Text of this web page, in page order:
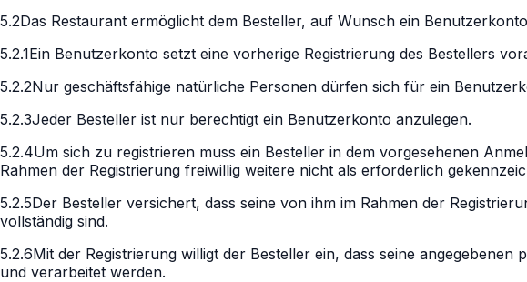
5.2Das Restaurant ermöglicht dem Besteller, auf Wunsch ein
5.2.1Ein Benutzerkonto setzt eine vorherige Registrierung des Bestellers
5.2.2Nur geschäftsfähige natürliche Personen dürfen sich für ein
5.2.3Jeder Besteller ist nur berechtigt ein Benutzerkonto anzulegen.
5.2.4Um sich zu registrieren muss ein Besteller in dem vorgesehenen
Rahmen der Registrierung freiwillig weitere nicht als erforderlich
5.2.5Der Besteller versichert, dass seine von ihm im Rahmen der
vollständig sind.
5.2.6Mit der Registrierung willigt der Besteller ein, dass seine angegebenen
und verarbeitet werden.